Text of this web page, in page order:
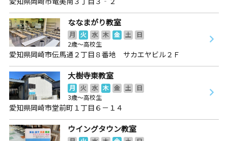
ななまがり教室
月 火 水 木 金 土
日
2歳～高校生
愛知県岡崎市伝馬通２丁目８番地 サカエヤビル２Ｆ
大樹寺東教室
月 火 水 木 金 土
日
3歳～高校生
愛知県岡崎市堂前町１丁目６－１４
ウイングタウン教室